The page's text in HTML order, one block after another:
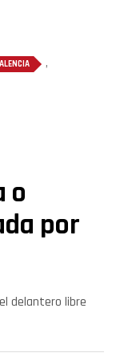
,
o
por
delantero libre